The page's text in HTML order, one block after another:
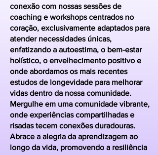
conexão com nossas sessões de
coaching e workshops centrados no
coração, exclusivamente adaptados para
atender necessidades únicas,
enfatizando a autoestima, o bem-estar
holístico, o envelhecimento positivo e
onde abordamos os mais recentes
estudos de longevidade para melhorar
vidas dentro da nossa comunidade.
Mergulhe em uma comunidade vibrante,
onde experiências compartilhadas e
risadas tecem conexões duradouras.
Abrace a alegria da aprendizagem ao
longo da vida, promovendo a resiliência